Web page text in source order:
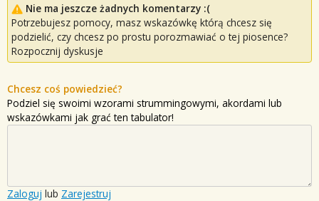
Nie ma jeszcze żadnych komentarzy :(
Potrzebujesz pomocy, masz wskazówkę którą chcesz się
podzielić, czy chcesz po prostu porozmawiać o tej piosence?
Rozpocznij dyskusje
Chcesz coś powiedzieć?
Podziel się swoimi wzorami strummingowymi, akordami lub
wskazówkami jak grać ten tabulator!
Zaloguj lub Zarejestruj